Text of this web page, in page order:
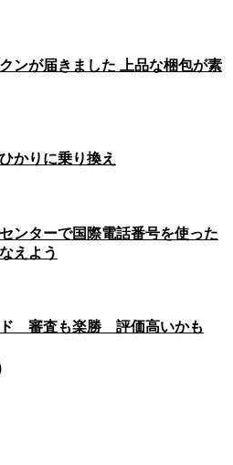
ンが届きました 上品な梱包が素
かりに乗り換え
ンターで国際電話番号を使った
えよう
ド 審査も楽勝 評価高いかも